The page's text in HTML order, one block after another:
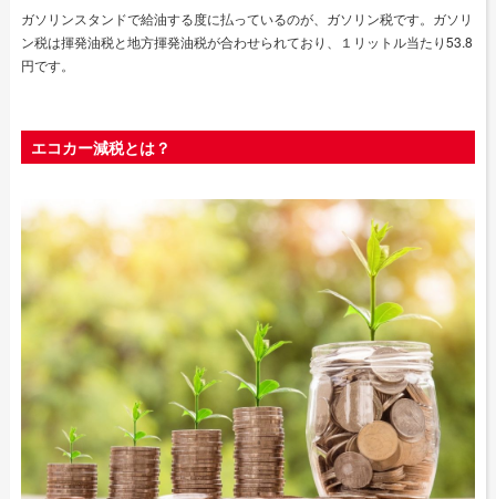
ガソリンスタンドで給油する度に払っているのが、ガソリン税です。ガソリ
ン税は揮発油税と地方揮発油税が合わせられており、１リットル当たり53.8
円です。
エコカー減税とは？